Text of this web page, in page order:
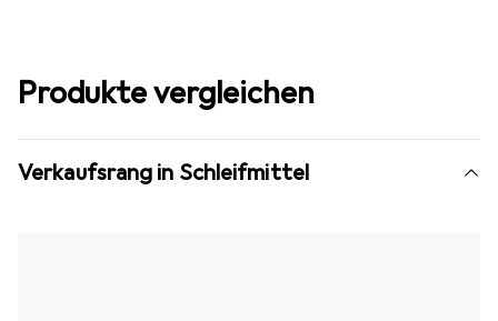
Produkte vergleichen
Verkaufsrang in Schleifmittel